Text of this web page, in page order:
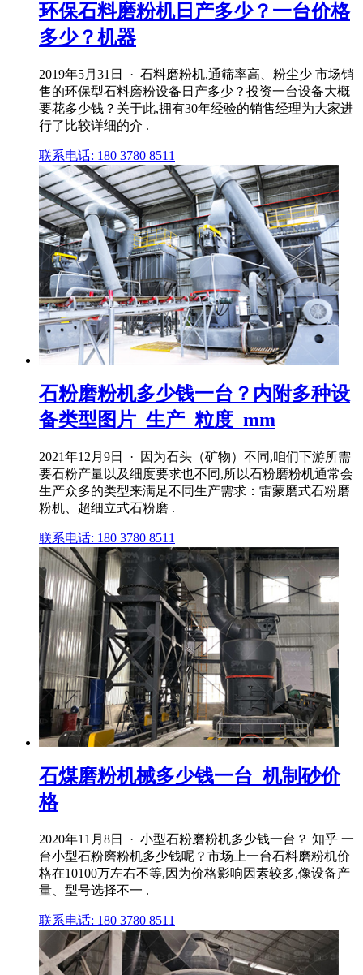
环保石料磨粉机日产多少？一台价格
多少？机器
2019年5月31日 · 石料磨粉机,通筛率高、粉尘少 市场销
售的环保型石料磨粉设备日产多少？投资一台设备大概
要花多少钱？关于此,拥有30年经验的销售经理为大家进
行了比较详细的介 .
联系电话: 180 3780 8511
石粉磨粉机多少钱一台？内附多种设
备类型图片_生产_粒度_mm
2021年12月9日 · 因为石头（矿物）不同,咱们下游所需
要石粉产量以及细度要求也不同,所以石粉磨粉机通常会
生产众多的类型来满足不同生产需求：雷蒙磨式石粉磨
粉机、超细立式石粉磨 .
联系电话: 180 3780 8511
石煤磨粉机械多少钱一台_机制砂价
格
2020年11月8日 · 小型石粉磨粉机多少钱一台？ 知乎 一
台小型石粉磨粉机多少钱呢？市场上一台石料磨粉机价
格在10100万左右不等,因为价格影响因素较多,像设备产
量、型号选择不一 .
联系电话: 180 3780 8511